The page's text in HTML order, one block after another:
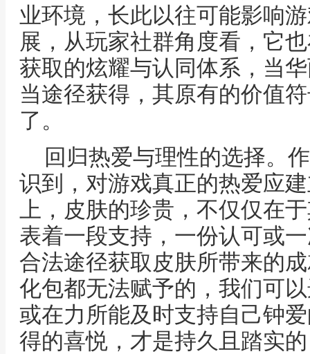
业环境，长此以往可能影响
展，从玩家社群角度看，它
获取的炫耀与认同体系，当
当途径获得，其原有的价值
了。
回归热爱与理性的选择。
识到，对游戏真正的热爱应
上，皮肤的珍贵，不仅仅在
表着一段支持，一份认可或
合法途径获取皮肤所带来的
化包都无法赋予的，我们可
或在力所能及时支持自己钟
得的喜悦，才是持久且踏实